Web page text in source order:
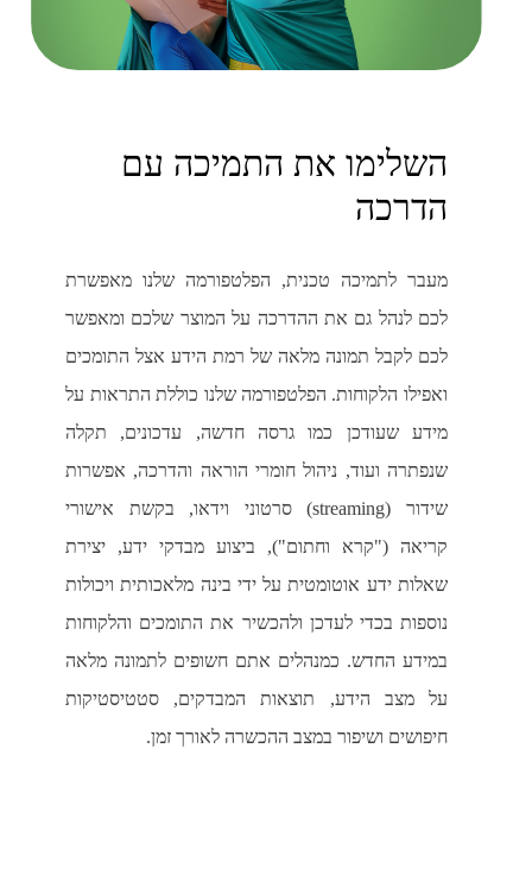
השלימו את התמיכה עם
הדרכה
מעבר לתמיכה טכנית, הפלטפורמה שלנו מאפשרת
לכם לנהל גם את ההדרכה על המוצר שלכם ומאפשר
לכם לקבל תמונה מלאה של רמת הידע אצל התומכים
ואפילו הלקוחות. הפלטפורמה שלנו כוללת התראות על
מידע שעודכן כמו גרסה חדשה, עדכונים, תקלה
שנפתרה ועוד, ניהול חומרי הוראה והדרכה, אפשרות
שידור (streaming) סרטוני וידאו, בקשת אישורי
קריאה ("קרא וחתום"), ביצוע מבדקי ידע, יצירת
שאלות ידע אוטומטית על ידי בינה מלאכותית ויכולות
נוספות בכדי לעדכן ולהכשיר את התומכים והלקוחות
במידע החדש. כמנהלים אתם חשופים לתמונה מלאה
על מצב הידע, תוצאות המבדקים, סטטיסטיקות
חיפושים ושיפור במצב ההכשרה לאורך זמן.